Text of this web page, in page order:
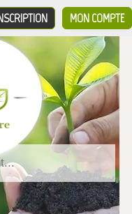
MON COMPTE